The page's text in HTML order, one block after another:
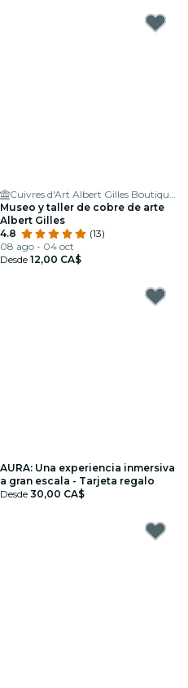
Cuivres d'Art Albert Gilles Boutique et Musée
Museo y taller de cobre de arte
Albert Gilles
4.8
(13)
08 ago - 04 oct
Desde 12,00 CA$
AURA: Una experiencia inmersiva
a gran escala - Tarjeta regalo
Desde 30,00 CA$